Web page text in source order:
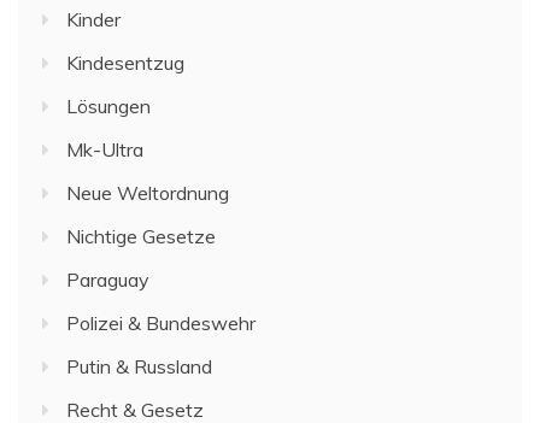
Kinder
Kindesentzug
Lösungen
Mk-Ultra
Neue Weltordnung
Nichtige Gesetze
Paraguay
Polizei & Bundeswehr
Putin & Russland
Recht & Gesetz